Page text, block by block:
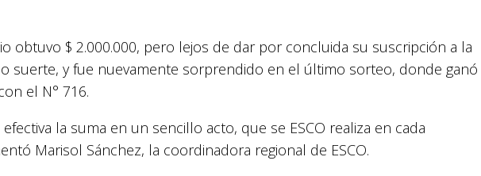
obtuvo $ 2.000.000, pero lejos de dar por concluida su suscripción a la
suerte, y fue nuevamente sorprendido en el último sorteo, donde ganó
el N° 716.
la suma en un sencillo acto, que se ESCO realiza en cada
Marisol Sánchez, la coordinadora regional de ESCO.